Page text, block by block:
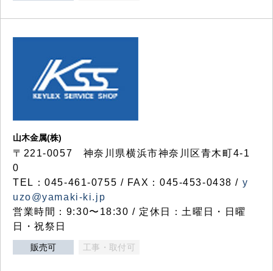
山木金属(株)
〒221-0057 神奈川県横浜市神奈川区青木町4-1
0
TEL：045-461-0755 / FAX：045-453-0438 / y
uzo@yamaki-ki.jp
営業時間：9:30〜18:30 / 定休日：土曜日・日曜
日・祝祭日
販売可 工事・取付可